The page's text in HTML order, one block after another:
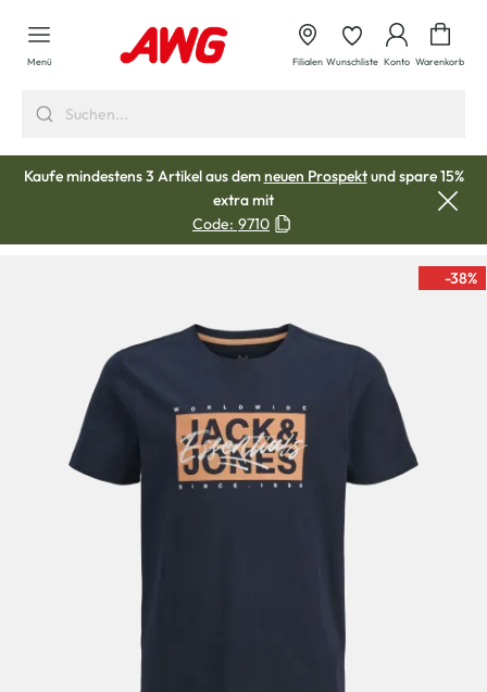
springen
Menü Filialen Wunschliste Konto Warenkorb
Kaufe mindestens 3 Artikel aus demneuen Prospektund spare 15%
extra mit
Code: 9710
-38%